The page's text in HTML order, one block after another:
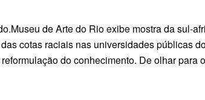
de Arte do Rio exibe mostra da sul-
cotas raciais nas universidades públicas
do conhecimento. De olhar para